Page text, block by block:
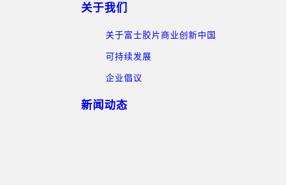
关于我们
关于富士胶片商业创新中国
可持续发展
企业倡议
新闻动态